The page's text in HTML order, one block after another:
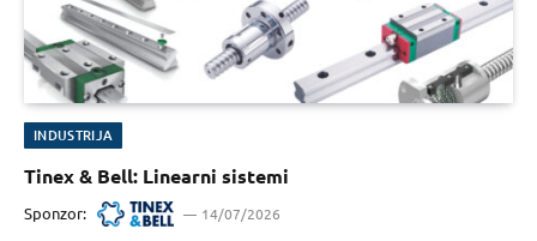
INDUSTRIJA
Tinex & Bell: Linearni sistemi
Sponzor: 14/07/2026